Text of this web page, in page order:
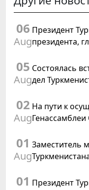
06
Aug
Президент
президента,
Швейцарской
05
Aug
Состоялась
дел
02
Aug
На пути к
01
Aug
Заместитель
01 Президент